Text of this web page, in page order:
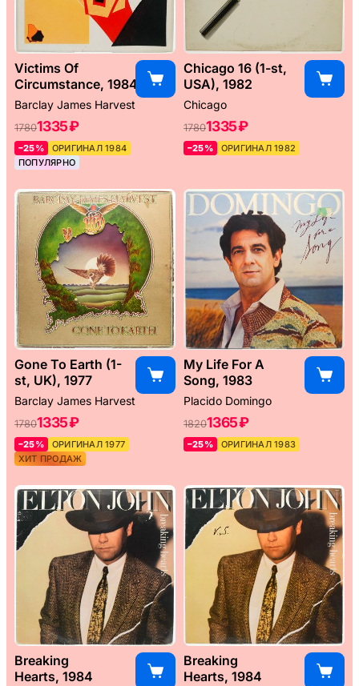
Victims Of
Circumstance, 1984
Barclay James Harvest
17801335 ₽
–25%
ОРИГИНАЛ 1984
ПОПУЛЯРНО
Chicago 16 (1-st,
USA), 1982
Chicago
17801335 ₽
–25% ОРИГИНАЛ 1982
Gone To Earth (1-
st, UK), 1977
Barclay James Harvest
17801335 ₽
–25%
ОРИГИНАЛ 1977
ХИТ ПРОДАЖ
My Life For A
Song, 1983
Placido Domingo
18201365 ₽
–25% ОРИГИНАЛ 1983
Breaking
Hearts, 1984
Breaking
Hearts, 1984